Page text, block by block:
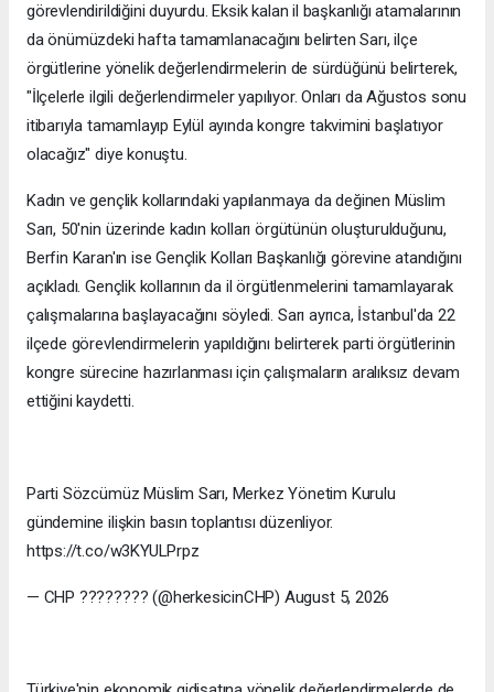
görevlendirildiğini duyurdu. Eksik kalan il başkanlığı atamalarının
da önümüzdeki hafta tamamlanacağını belirten Sarı, ilçe
örgütlerine yönelik değerlendirmelerin de sürdüğünü belirterek,
"İlçelerle ilgili değerlendirmeler yapılıyor. Onları da Ağustos sonu
itibarıyla tamamlayıp Eylül ayında kongre takvimini başlatıyor
olacağız" diye konuştu.
Kadın ve gençlik kollarındaki yapılanmaya da değinen Müslim
Sarı, 50'nin üzerinde kadın kolları örgütünün oluşturulduğunu,
Berfin Karan'ın ise Gençlik Kolları Başkanlığı görevine atandığını
açıkladı. Gençlik kollarının da il örgütlenmelerini tamamlayarak
çalışmalarına başlayacağını söyledi. Sarı ayrıca, İstanbul'da 22
ilçede görevlendirmelerin yapıldığını belirterek parti örgütlerinin
kongre sürecine hazırlanması için çalışmaların aralıksız devam
ettiğini kaydetti.
Parti Sözcümüz Müslim Sarı, Merkez Yönetim Kurulu
gündemine ilişkin basın toplantısı düzenliyor.
https://t.co/w3KYULPrpz
— CHP ???????? (@herkesicinCHP) August 5, 2026